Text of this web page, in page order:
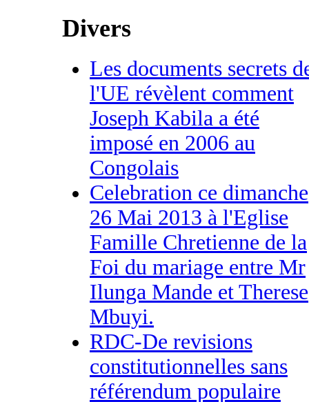
Divers
Les documents secrets
l'UE révèlent comment
Joseph Kabila a été
imposé en 2006 au
Congolais
Celebration ce dimanche
26 Mai 2013 à l'Eglise
Famille Chretienne de la
Foi du mariage entre Mr
Ilunga Mande et Therese
Mbuyi.
RDC-De revisions
constitutionnelles sans
référendum populaire